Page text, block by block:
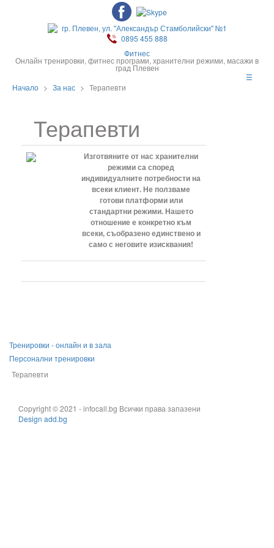
гр. Плевен, ул. "Александър Стамболийски" №1
0895 455 888
Фитнес
Онлайн тренировки, фитнес програми, хранителни режими, масажи в
град Плевен
☰
Начало > За нас > Терапевти
Тренировки - онлайн и в зала
Персонални тренировки
Терапевти
Терапевти
Изготвяните от нас хранителни
режими са според
индивидуалните потребности на
всеки клиент. Не ползваме
готови платформи или
стандартни режими. Нашето
отношение е конкретно към
всеки, съобразено единствено и
само с неговите изисквания!
Copyright © 2021 - infocall.bg Всички права запазени
Design add.bg